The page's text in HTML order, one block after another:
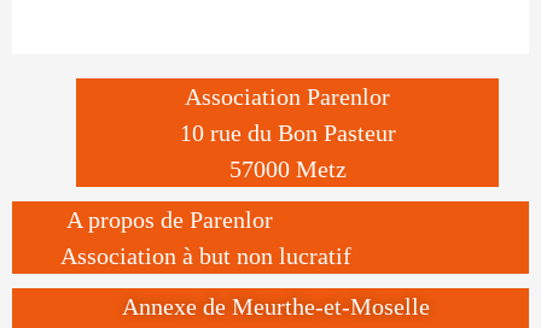
Association Parenlor
10 rue du Bon Pasteur
57000 Metz
A propos de Parenlor
Association à but non lucratif
Annexe de Meurthe-et-Moselle